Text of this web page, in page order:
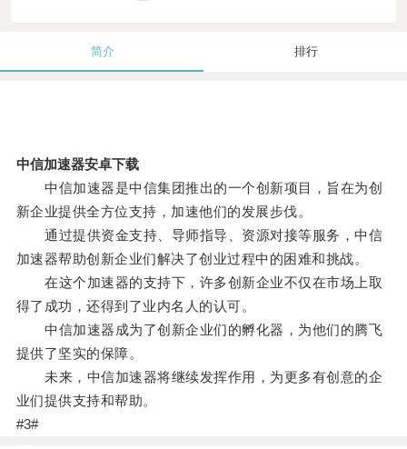
简介 排行
中信加速器安卓下载
中信加速器是中信集团推出的一个创新项目，旨在为创
新企业提供全方位支持，加速他们的发展步伐。
通过提供资金支持、导师指导、资源对接等服务，中信
加速器帮助创新企业们解决了创业过程中的困难和挑战。
在这个加速器的支持下，许多创新企业不仅在市场上取
得了成功，还得到了业内名人的认可。
中信加速器成为了创新企业们的孵化器，为他们的腾飞
提供了坚实的保障。
未来，中信加速器将继续发挥作用，为更多有创意的企
业们提供支持和帮助。
#3#